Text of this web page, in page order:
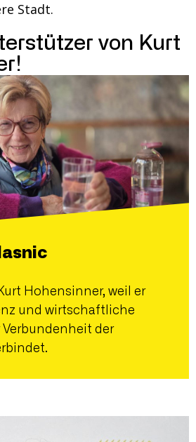
Stadt.
von Kurt
Hohensinner, weil er
und wirtschaftliche
der